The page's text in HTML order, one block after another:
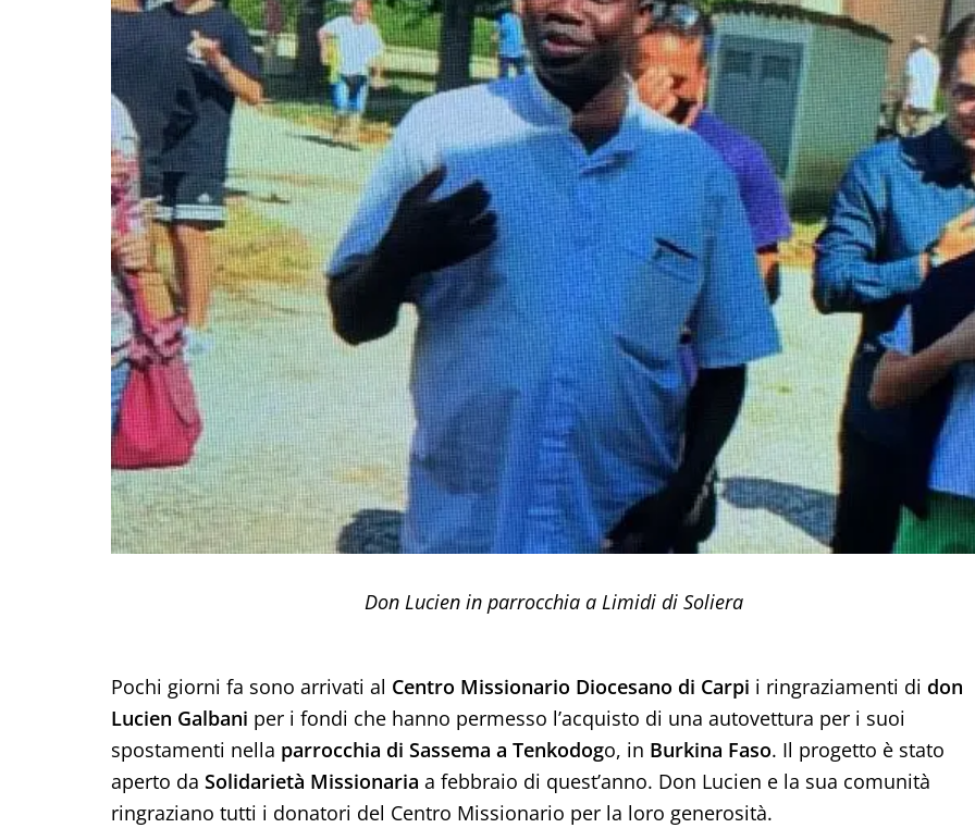
Don Lucien in parrocchia a Limidi di Soliera
Pochi giorni fa sono arrivati al Centro Missionario Diocesano di Carpi i ringraziamenti di don
Lucien Galbani per i fondi che hanno permesso l’acquisto di una autovettura per i suoi
spostamenti nella parrocchia di Sassema a Tenkodogo, in Burkina Faso. Il progetto è stato
aperto da Solidarietà Missionaria a febbraio di quest’anno. Don Lucien e la sua comunità
ringraziano tutti i donatori del Centro Missionario per la loro generosità.